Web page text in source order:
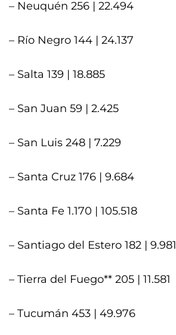
– Neuquén 256 | 22.494
– Río Negro 144 | 24.137
– Salta 139 | 18.885
– San Juan 59 | 2.425
– San Luis 248 | 7.229
– Santa Cruz 176 | 9.684
– Santa Fe 1.170 | 105.518
– Santiago del Estero 182 | 9.981
– Tierra del Fuego** 205 | 11.581
– Tucumán 453 | 49.976